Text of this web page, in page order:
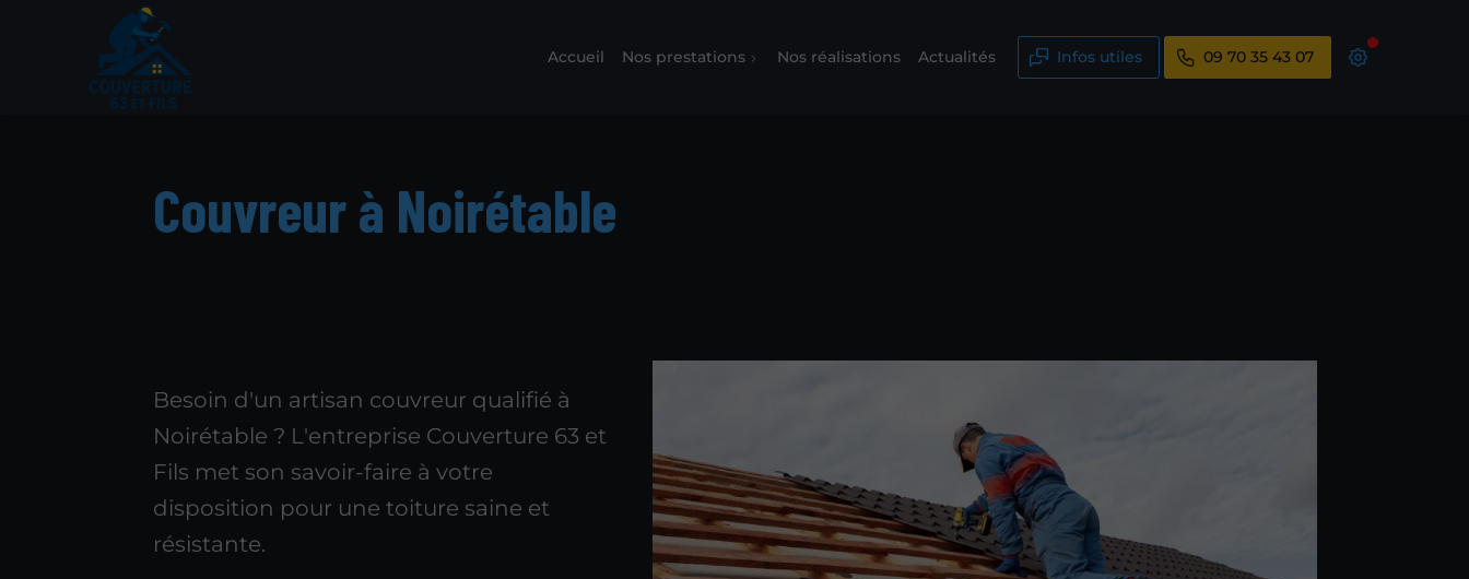
Accueil Nos prestations Nos réalisations Actualités Infos utiles 09 70 35 43 07
Couvreur à Noirétable
Besoin d'un artisan couvreur qualifié à
Noirétable ? L'entreprise Couverture 63 et
Fils met son savoir-faire à votre
disposition pour une toiture saine et
résistante.